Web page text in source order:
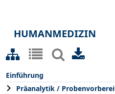
HUMANMEDIZIN
Einführung
Präanalytik /